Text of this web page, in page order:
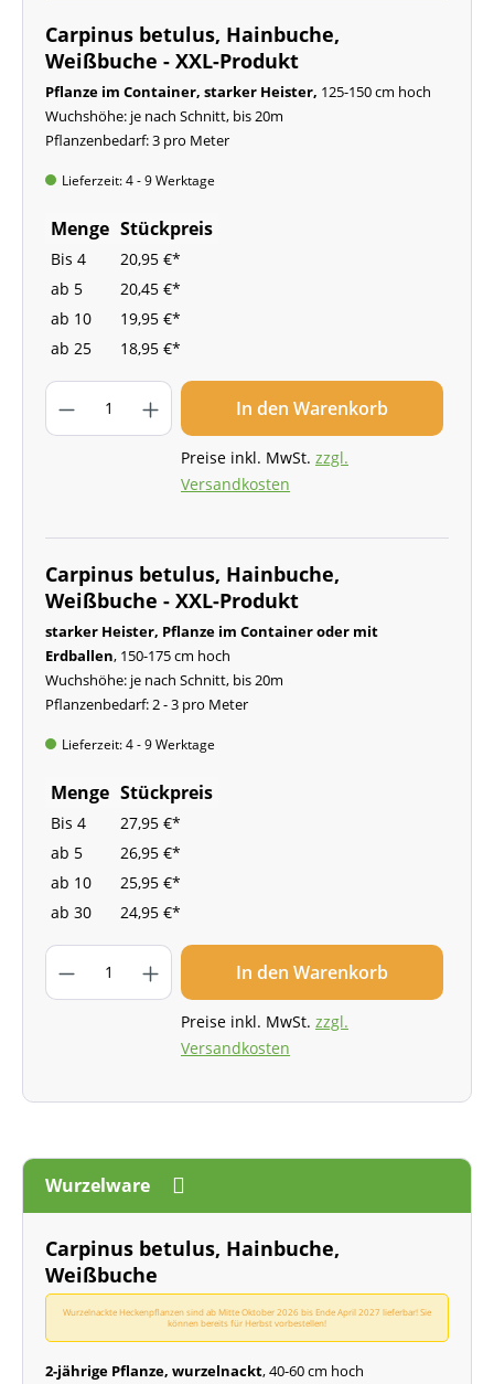
Carpinus betulus, Hainbuche,
Weißbuche - XXL-Produkt
Pflanze im Container, starker Heister, 125-150 cm hoch
Wuchshöhe: je nach Schnitt, bis 20m
Pflanzenbedarf: 3 pro Meter
Lieferzeit: 4 - 9 Werktage
Menge Stückpreis
Bis 4
20,95 €*
ab 5
20,45 €*
ab 10
19,95 €*
ab 25 18,95 €*
In den Warenkorb
Preise inkl. MwSt. zzgl.
Versandkosten
Carpinus betulus, Hainbuche,
Weißbuche - XXL-Produkt
starker Heister, Pflanze im Container oder mit
Erdballen, 150-175 cm hoch
Wuchshöhe: je nach Schnitt, bis 20m
Pflanzenbedarf: 2 - 3 pro Meter
Lieferzeit: 4 - 9 Werktage
Menge Stückpreis
Bis 4
27,95 €*
ab 5
26,95 €*
ab 10
25,95 €*
ab 30 24,95 €*
In den Warenkorb
Preise inkl. MwSt. zzgl.
Versandkosten
Wurzelware
Carpinus betulus, Hainbuche,
Weißbuche
Wurzelnackte Heckenpflanzen sind ab Mitte Oktober 2026 bis Ende April 2027 lieferbar! Sie
können bereits für Herbst vorbestellen!
2-jährige Pflanze, wurzelnackt, 40-60 cm hoch